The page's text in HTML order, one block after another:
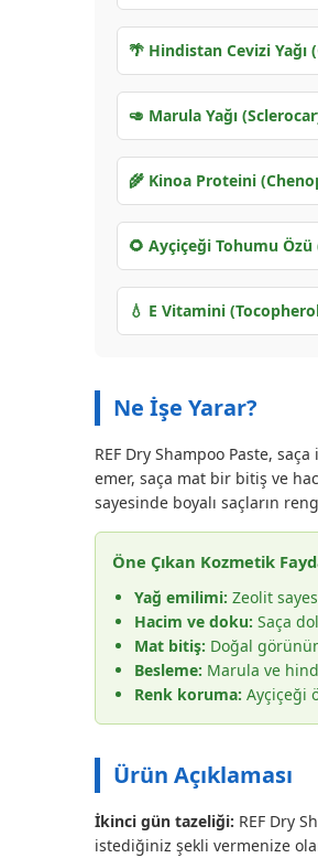
🌴 Hindistan Cevizi Yağı
🥑 Marula Yağı
🌾 Kinoa Proteini
🌻 Ayçiçeği Tohumu
💧 E Vitamini
Ne İşe Yarar?
REF Dry Shampoo Paste,
emer, saça mat bir bitiş ve
sayesinde boyalı saçların
Öne Çıkan Kozmetik
Yağ emilimi: Zeolit
Hacim ve doku: Saça
Mat bitiş: Doğal
Besleme: Marula ve
Renk koruma: Ayçiçeği
Ürün Açıklaması
İkinci gün tazeliği: REF Dry
istediğiniz şekli vermenize